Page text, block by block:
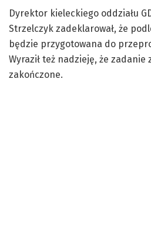
Dyrektor kieleckiego oddziału
Strzelczyk zadeklarował, że
będzie przygotowana do
Wyraził też nadzieję, że
zakończone.